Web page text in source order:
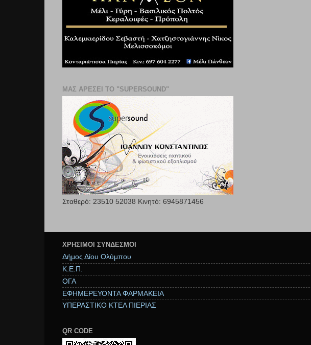
ΜΑΣ ΑΡΕΣΕΙ ΤΟ "SUPERSOUND"
Σταθερό: 23510 52038 Κινητό: 6945871456
ΧΡΉΣΙΜΟΙ ΣΥΝΔΕΣΜΟΙ
Δήμος Δίου Ολύμπου
Κ.Ε.Π.
ΟΓΑ
ΕΦΗΜΕΡΕΥΟΝΤΑ ΦΑΡΜΑΚΕΙΑ
ΥΠΕΡΑΣΤΙΚΟ ΚΤΕΛ ΠΙΕΡΙΑΣ
QR CODE